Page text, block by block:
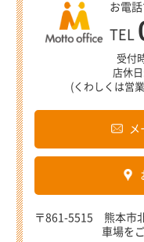
お電
TEL
受付
店休
(くわしくは営
メ
〒861-5515 熊本市
車場を